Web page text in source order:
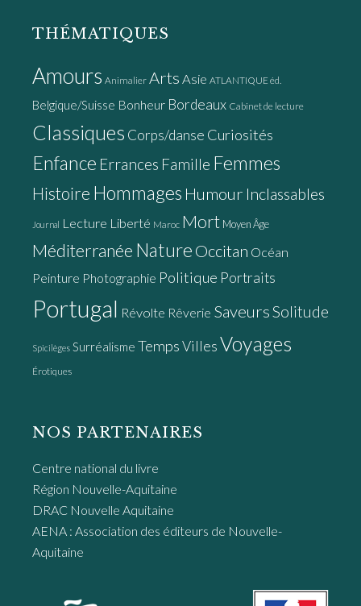
THÉMATIQUES
Amours Animalier Arts Asie ATLANTIQUE éd.
Belgique/Suisse Bonheur Bordeaux Cabinet de lecture
Classiques Corps/danse Curiosités
Enfance Errances Famille Femmes
Histoire Hommages Humour Inclassables
Journal Lecture Liberté Maroc Mort Moyen Âge
Méditerranée Nature Occitan Océan
Peinture Photographie Politique Portraits
Portugal Révolte Rêverie Saveurs Solitude
Spicilèges Surréalisme TempsVillesVoyages
Érotiques
NOS PARTENAIRES
Centre national du livre
Région Nouvelle-Aquitaine
DRAC Nouvelle Aquitaine
AENA : Association des éditeurs de Nouvelle-
Aquitaine